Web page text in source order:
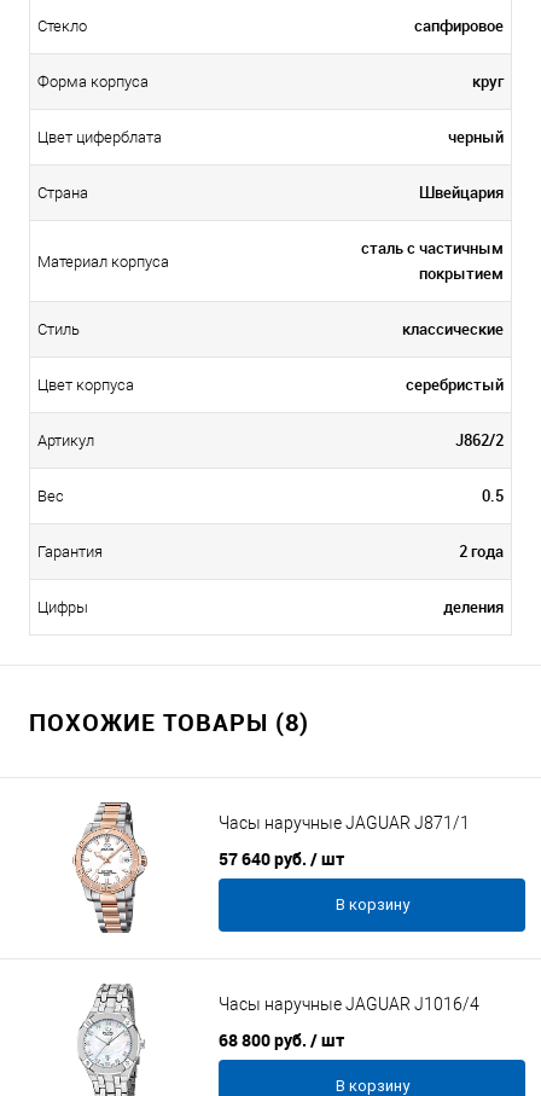
Стекло сапфировое
Форма корпуса круг
Цвет циферблата черный
Страна Швейцария
Материал корпуса
сталь с частичным
покрытием
Стиль классические
Цвет корпуса серебристый
Артикул J862/2
Вес 0.5
Гарантия 2 года
Цифры деления
ПОХОЖИЕ ТОВАРЫ (8)
Часы наручные JAGUAR J871/1
57 640 руб. / шт
В корзину
Часы наручные JAGUAR J1016/4
68 800 руб. / шт
В корзину